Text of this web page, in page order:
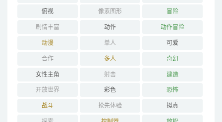
俯视 像素图形 冒险
剧情丰富 动作 动作冒险
动漫 单人 可爱
合作 多人 奇幻
女性主角 射击 建造
开放世界 彩色 恐怖
战斗 抢先体验 拟真